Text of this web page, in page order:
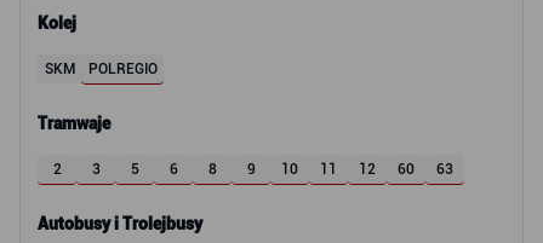
Kolej
SKM POLREGIO
Tramwaje
2 3 5 6 8 9 10 11 12 60 63
Autobusy i Trolejbusy